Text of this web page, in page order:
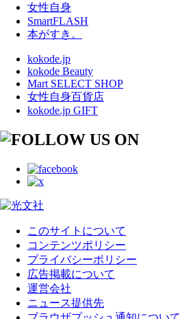
女性自身
SmartFLASH
本がすき。
kokode.jp
kokode Beauty
Mart SELECT SHOP
女性自身百貨店
kokode.jp GIFT
このサイトについて
コンテンツポリシー
プライバシーポリシー
広告掲載について
運営会社
ニュース提供先